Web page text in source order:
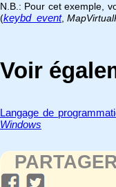
N.B.: Pour cet exemple,
(keybd_event,
Voir
Langage de
Windows